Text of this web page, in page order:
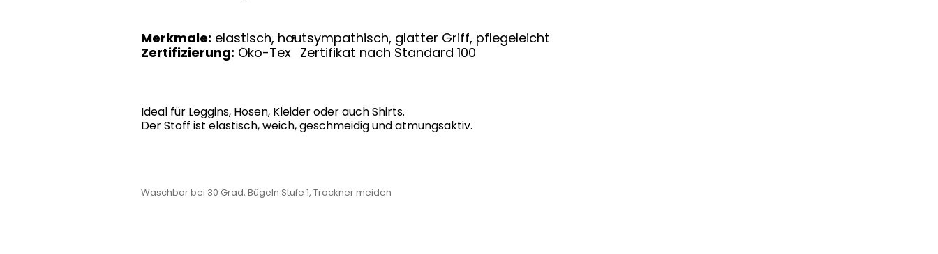
Merkmale: elastisch, hautsympathisch, glatter Griff, pflegeleicht
Zertifizierung: Öko-Tex
®
Zertifikat nach Standard 100
Ideal für Leggins, Hosen, Kleider oder auch Shirts.
Der Stoff ist elastisch, weich, geschmeidig und atmungsaktiv.
Waschbar bei 30 Grad, Bügeln Stufe 1, Trockner meiden